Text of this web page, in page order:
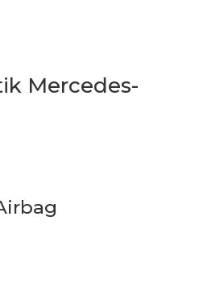
Mercedes-